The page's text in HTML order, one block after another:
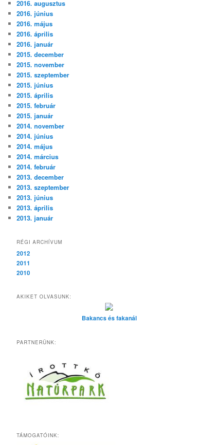
2016. augusztus
2016. június
2016. május
2016. április
2016. január
2015. december
2015. november
2015. szeptember
2015. június
2015. április
2015. február
2015. január
2014. november
2014. június
2014. május
2014. március
2014. február
2013. december
2013. szeptember
2013. június
2013. április
2013. január
RÉGI ARCHÍVUM
2012
2011
2010
AKIKET OLVASUNK:
Bakancs és fakanál
PARTNERÜNK:
TÁMOGATÓINK: